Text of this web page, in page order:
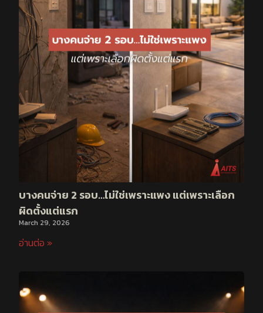
บางคนจ่าย 2 รอบ…ไม่ใช่เพราะแพง แต่เพราะเลือก
ผิดตั้งแต่แรก
March 29, 2026
อ่านต่อ »